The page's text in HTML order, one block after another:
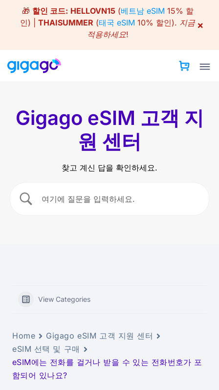
content
🎁 할인 코드: HELLOVN15(베트남 eSIM 15% 할
인) | THAISUMMER (태국 eSIM 10% 할인). 지금
적용하세요!
×
Gigago eSIM 고객 지
원 센터
찾고 계신 답을 확인하세요.
View Categories
Home
Gigago eSIM 고객 지원 센터
eSIM 선택 및 구매
eSIM에는 전화를 걸거나 받을 수 있는 전화번호가 포
함되어 있나요?